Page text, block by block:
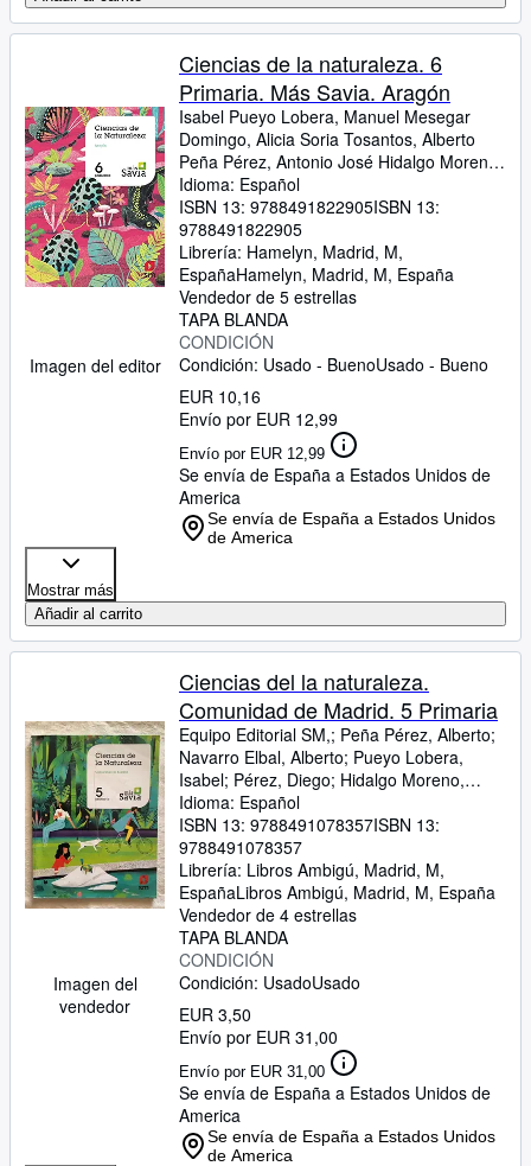
Imagen del editor
Ciencias de la naturaleza. 6
Primaria. Más Savia. Aragón
Isabel Pueyo Lobera, Manuel Mesegar
Domingo, Alicia Soria Tosantos, Alberto
Peña Pérez, Antonio José Hidalgo Moreno,
Equipo editorial SM, Alberto Navarro Elbal,
Montserrat González Martínez
Idioma: Español
ISBN 13: 9788491822905ISBN 13:
9788491822905
Librería: Hamelyn, Madrid, M,
EspañaHamelyn, Madrid, M, España
Vendedor de 5 estrellas
TAPA BLANDA
CONDICIÓN
Condición: Usado - BuenoUsado - Bueno
EUR 10,16
Envío por EUR 12,99
Envío por EUR 12,99
Se envía de España a Estados Unidos de
America
Se envía de España a Estados Unidos
de America
Mostrar más
Añadir al carrito
Imagen del
vendedor
Ciencias del la naturaleza.
Comunidad de Madrid. 5 Primaria
Equipo Editorial SM,; Peña Pérez, Alberto;
Navarro Elbal, Alberto; Pueyo Lobera,
Isabel; Pérez, Diego; Hidalgo Moreno,
Antonio José;González Martínez,
Montserrat;Soria Tosantos, Alicia;
Mesegar Domingo, Manuel
Idioma: Español
ISBN 13: 9788491078357ISBN 13:
9788491078357
Librería: Libros Ambigú, Madrid, M,
EspañaLibros Ambigú, Madrid, M, España
Vendedor de 4 estrellas
TAPA BLANDA
CONDICIÓN
Condición: UsadoUsado
EUR 3,50
Envío por EUR 31,00
Envío por EUR 31,00
Se envía de España a Estados Unidos de
America
Se envía de España a Estados Unidos
de America